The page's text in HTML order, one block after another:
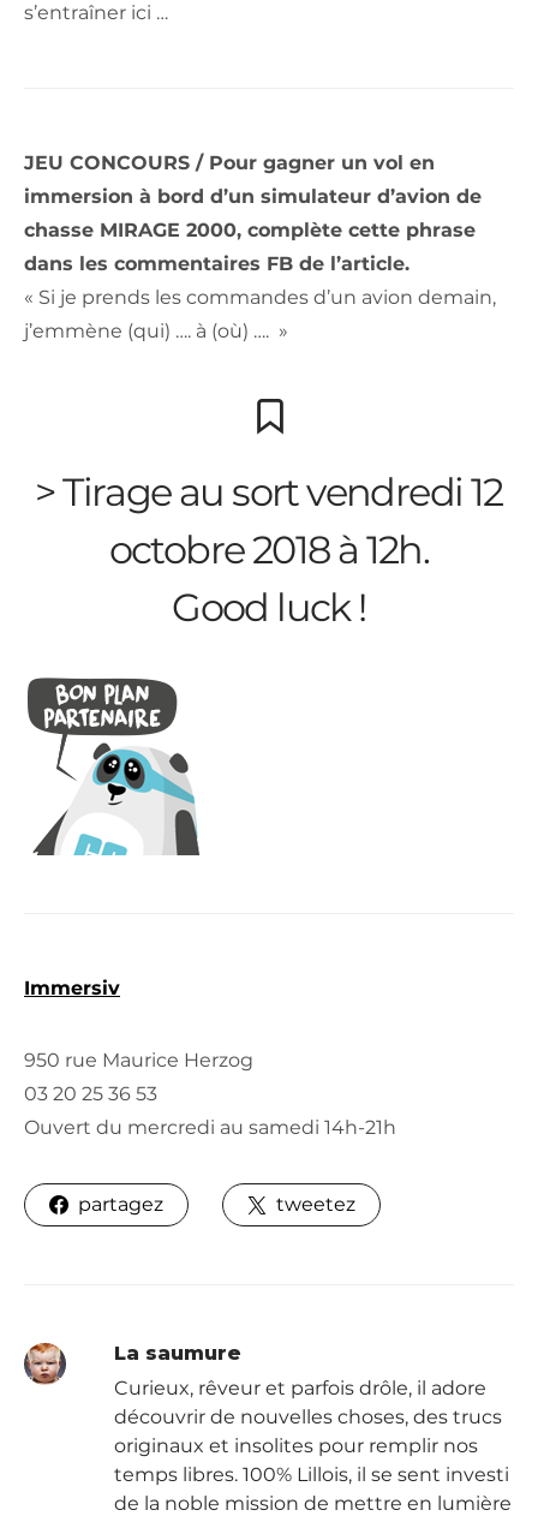
s’entraîner ici …
JEU CONCOURS / Pour gagner un vol en
immersion à bord d’un simulateur d’avion de
chasse MIRAGE 2000, complète cette phrase
dans les commentaires FB de l’article.
« Si je prends les commandes d’un avion demain,
j’emmène (qui) …. à (où) …. »
> Tirage au sort vendredi 12
octobre 2018 à 12h.
Good luck !
Immersiv
950 rue Maurice Herzog
03 20 25 36 53
Ouvert du mercredi au samedi 14h-21h
partagez tweetez
La saumure
Curieux, rêveur et parfois drôle, il adore
découvrir de nouvelles choses, des trucs
originaux et insolites pour remplir nos
temps libres. 100% Lillois, il se sent investi
de la noble mission de mettre en lumière